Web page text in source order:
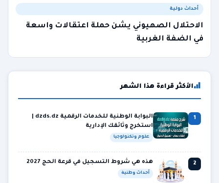
أحداث دولية
الاحتلال الصهيوني يشن حملة اعتقالات واسعة
في الضفة الغربية
الأكثر قراءة هذا الشهر
1
استخرج وثائقك الإدارية
علوم وتكنولوجيا
2 هذه هي شروط التسجيل في قرعة الحج 2027
أحداث وطنية